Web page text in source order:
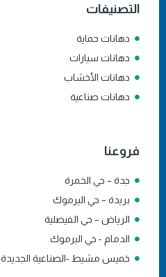
التصنيفات
دهانات حماية
دهانات سيارات
دهانات الأخشاب
دهانات صناعية
فروعنا
جدة – حي الخمرة
بريدة – حي اليرموك
الرياض – حي الفيصلية
الدمام - حي اليرموك
خميس مشيط -الصناعية الجديدة